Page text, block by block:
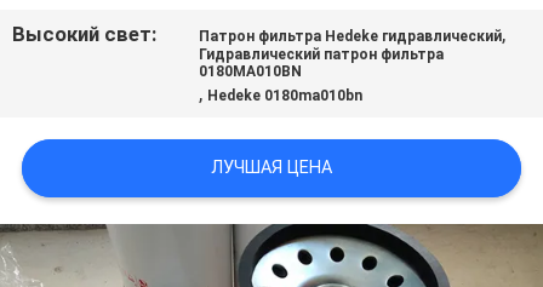
НОВОСТИ
СЛУЧАИ
КАРТА
САЙТА
Высокий свет: Патрон фильтра Hedeke гидравлический,
Гидравлический патрон фильтра
0180MA010BN
, Hedeke 0180ma010bn
ЛУЧШАЯ ЦЕНА